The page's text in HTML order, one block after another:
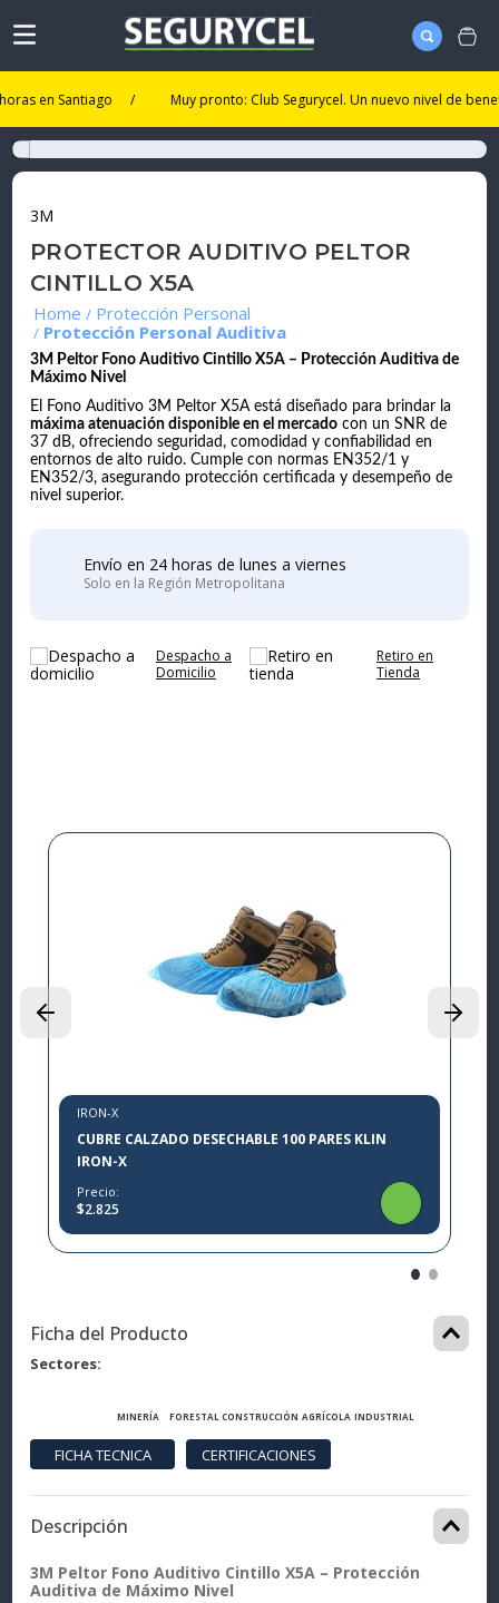
en Santiago / Muy pronto: Club Segurycel. Un nuevo nivel de
3M
PROTECTOR AUDITIVO PELTOR
CINTILLO X5A
Protección Personal
Protección Personal Auditiva
3M Peltor Fono Auditivo Cintillo X5A – Protección Auditiva de
Máximo Nivel
El Fono Auditivo 3M Peltor X5A está diseñado para brindar la
máxima atenuación disponible en el mercado con un SNR de
37 dB, ofreciendo seguridad, comodidad y confiabilidad en
entornos de alto ruido. Cumple con normas EN352/1 y
EN352/3, asegurando protección certificada y desempeño de
nivel superior.
Envío en 24 horas de lunes a viernes
Solo en la Región Metropolitana
Despacho a
Domicilio
Retiro en
Tienda
IRON-X
CUBRE CALZADO DESECHABLE 100 PARES KLIN
IRON-X
Precio:
$2.825
Ficha del Producto
Sectores
MINERÍA FORESTAL CONSTRUCCIÓN AGRÍCOLA INDUSTRIAL
Descripción
3M Peltor Fono Auditivo Cintillo X5A – Protección
Auditiva de Máximo Nivel